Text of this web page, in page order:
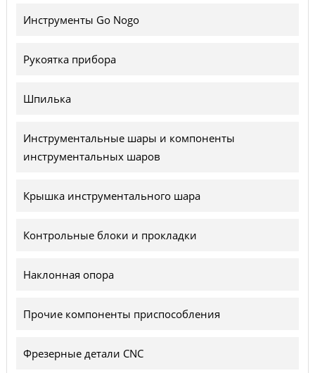
Инструменты Go Nogo
Рукоятка прибора
Шпилька
Инструментальные шары и компоненты
инструментальных шаров
Крышка инструментального шара
Контрольные блоки и прокладки
Наклонная опора
Прочие компоненты приспособления
Фрезерные детали CNC